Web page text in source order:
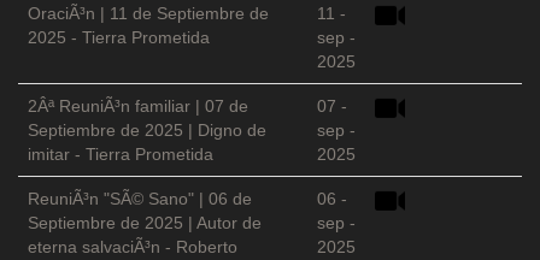
OraciÃ³n | 11 de Septiembre de
2025 - Tierra Prometida
11 -
sep -
2025
2Âª ReuniÃ³n familiar | 07 de
Septiembre de 2025 | Digno de
imitar - Tierra Prometida
07 -
sep -
2025
ReuniÃ³n "SÃ© Sano" | 06 de
Septiembre de 2025 | Autor de
eterna salvaciÃ³n - Roberto
06 -
sep -
2025